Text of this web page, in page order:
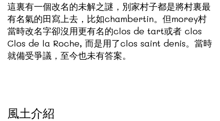
這裏有一個改名的未解之謎，別家村子都是將村裏最
有名氣的田寫上去，比如chambertin。但morey村
當時改名字卻沒用更有名的clos de tart或者 clos
Clos de la Roche, 而是用了clos saint denis。當時
就備受爭議，至今也未有答案。
風土介紹